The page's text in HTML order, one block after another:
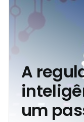
A
um